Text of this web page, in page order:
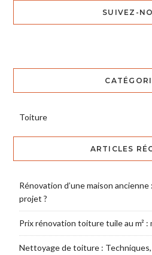
SUIVEZ-
Toiture
ARTICLES
Rénovation d’une maison
projet ?
Prix rénovation toiture tuile au m²
Nettoyage de toiture :